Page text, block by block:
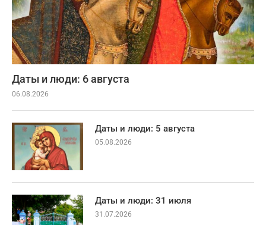
Даты и люди: 6 августа
06.08.2026
Даты и люди: 5 августа
05.08.2026
Даты и люди: 31 июля
31.07.2026